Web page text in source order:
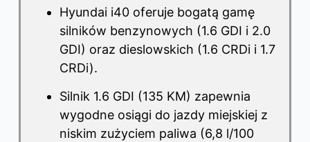
Hyundai i40 oferuje bogatą gamę
silników benzynowych (1.6 GDI i 2.0
GDI) oraz dieslowskich (1.6 CRDi i 1.7
CRDi).
Silnik 1.6 GDI (135 KM) zapewnia
wygodne osiągi do jazdy miejskiej z
niskim zużyciem paliwa (6,8 l/100